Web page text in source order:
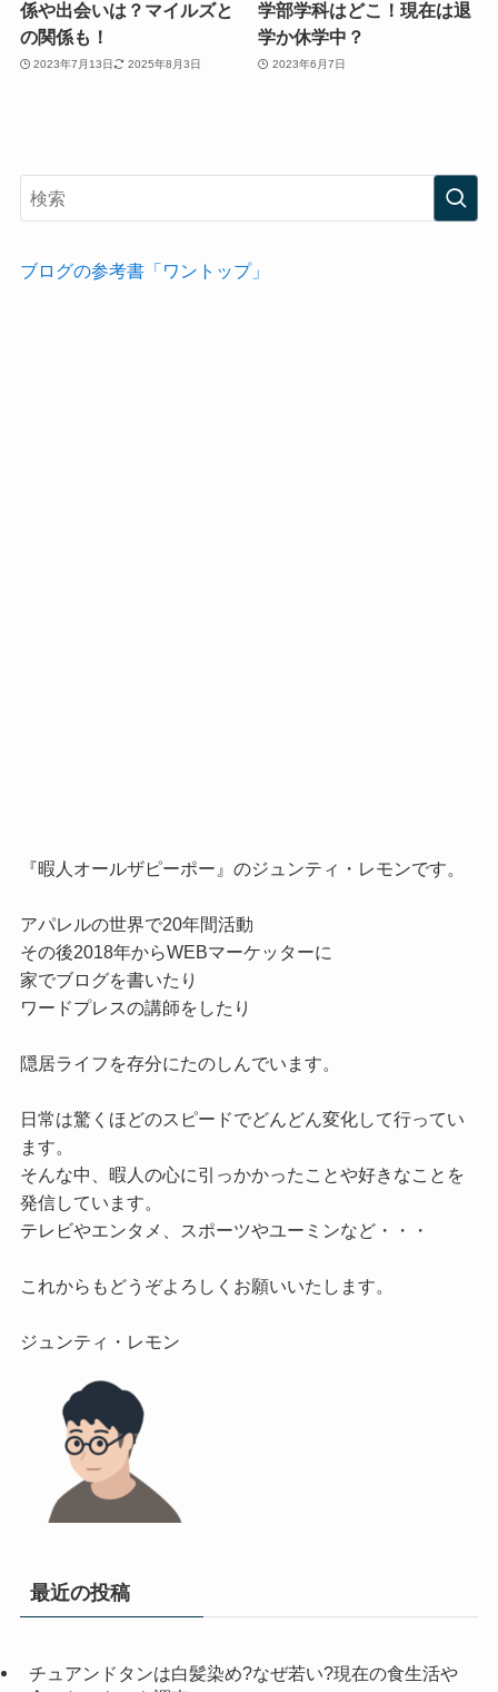
係や出会いは？マイルズと
の関係も！
2023年7月13日 2025年8月3日
学部学科はどこ！現在は退
学か休学中？
2023年6月7日
ブログの参考書「ワントップ」
『暇人オールザピーポー』のジュンティ・レモンです。
アパレルの世界で20年間活動
その後2018年からWEBマーケッターに
家でブログを書いたり
ワードプレスの講師をしたり
隠居ライフを存分にたのしんでいます。
日常は驚くほどのスピードでどんどん変化して行ってい
ます。
そんな中、暇人の心に引っかかったことや好きなことを
発信しています。
テレビやエンタメ、スポーツやユーミンなど・・・
これからもどうぞよろしくお願いいたします。
最近の投稿
チュアンドタンは白髪染め?なぜ若い?現在の食生活や